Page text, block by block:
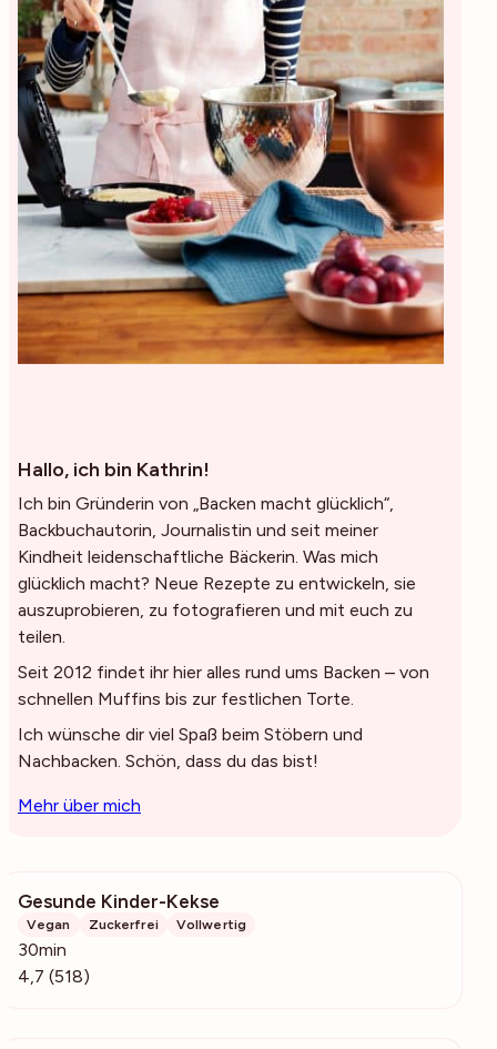
Hallo, ich bin Kathrin!
Ich bin Gründerin von „Backen macht glücklich“,
Backbuchautorin, Journalistin und seit meiner
Kindheit leidenschaftliche Bäckerin. Was mich
glücklich macht? Neue Rezepte zu entwickeln, sie
auszuprobieren, zu fotografieren und mit euch zu
teilen.
Seit 2012 findet ihr hier alles rund ums Backen – von
schnellen Muffins bis zur festlichen Torte.
Ich wünsche dir viel Spaß beim Stöbern und
Nachbacken. Schön, dass du das bist!
Mehr über mich
Gesunde Kinder-Kekse
Vegan Zuckerfrei Vollwertig
30min
4,7 (518)